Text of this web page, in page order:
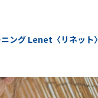
ング Lenet〈リネット〉